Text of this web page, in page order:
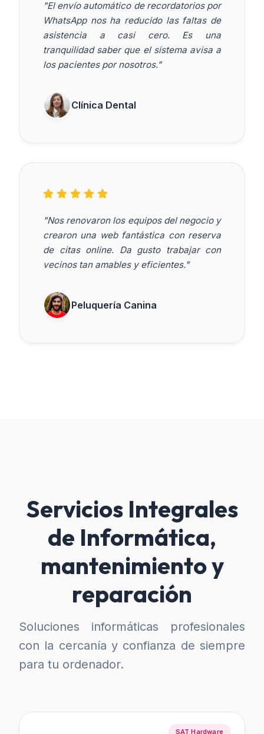
"El envío automático de recordatorios por
WhatsApp nos ha reducido las faltas de
asistencia a casi cero. Es una
tranquilidad saber que el sistema avisa a
los pacientes por nosotros."
Clínica Dental
"Nos renovaron los equipos del negocio y
crearon una web fantástica con reserva
de citas online. Da gusto trabajar con
vecinos tan amables y eficientes."
Peluquería Canina
Servicios Integrales
de Informática,
mantenimiento y
reparación
Soluciones informáticas profesionales
con la cercanía y confianza de siempre
para tu ordenador.
SAT Hardware